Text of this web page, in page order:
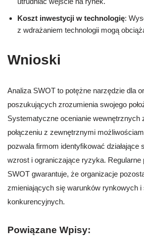
Koszt inwestycji w technologię:
z wdrażaniem technologii mogą
Wnioski
Analiza SWOT to potężne narzędzie dla
poszukujących zrozumienia swojego
Systematyczne ocenianie wewnętrznych
połączeniu z zewnętrznymi
pozwala firmom identyfikować działające
wzrost i ograniczające ryzyka. Regularne
SWOT gwarantuje, że organizacje
zmieniających się warunków rynkowych
konkurencyjnych.
Powiązane Wpisy: